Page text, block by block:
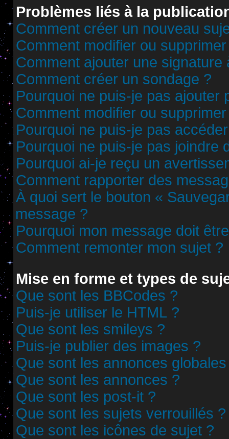
Problèmes liés à la
Comment créer un nouveau
Comment modifier ou
Comment ajouter une
Comment créer un sondage ?
Pourquoi ne puis-je pas ajouter
Comment modifier ou
Pourquoi ne puis-je pas
Pourquoi ne puis-je pas joindre
Pourquoi ai-je reçu un
Comment rapporter des
À quoi sert le bouton «
message ?
Pourquoi mon message doit
Comment remonter mon sujet ?
Mise en forme et types de
Que sont les BBCodes ?
Puis-je utiliser le HTML ?
Que sont les smileys ?
Puis-je publier des images ?
Que sont les annonces
Que sont les annonces ?
Que sont les post-it ?
Que sont les sujets verrouillés ?
Que sont les icônes de sujet ?